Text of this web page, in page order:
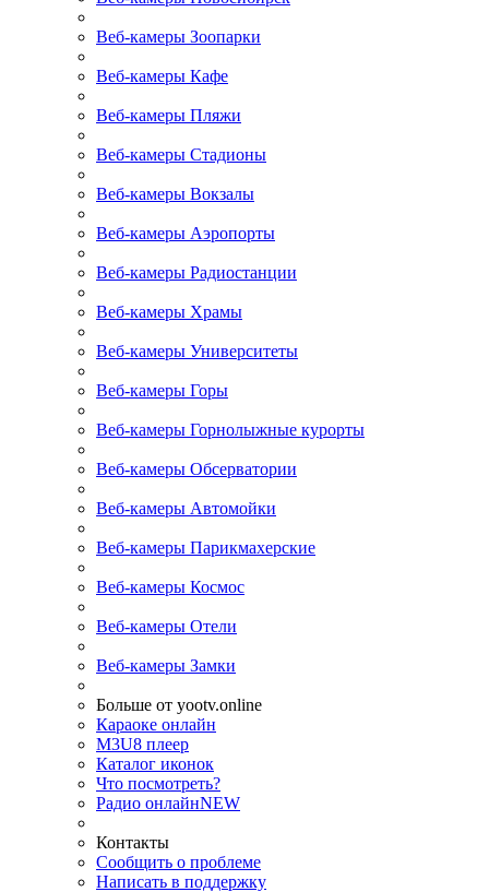
Веб-камеры Зоопарки
Веб-камеры Кафе
Веб-камеры Пляжи
Веб-камеры Стадионы
Веб-камеры Вокзалы
Веб-камеры Аэропорты
Веб-камеры Радиостанции
Веб-камеры Храмы
Веб-камеры Университеты
Веб-камеры Горы
Веб-камеры Горнолыжные курорты
Веб-камеры Обсерватории
Веб-камеры Автомойки
Веб-камеры Парикмахерские
Веб-камеры Космос
Веб-камеры Отели
Веб-камеры Замки
Больше от yootv.online
Караоке онлайн
M3U8 плеер
Каталог иконок
Что посмотреть?
Радио онлайнNEW
Контакты
Сообщить о проблеме
Написать в поддержку